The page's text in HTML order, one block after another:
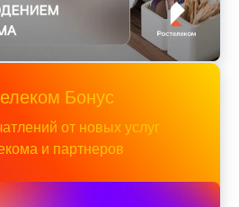
Бонус
от новых услуг
и партнеров